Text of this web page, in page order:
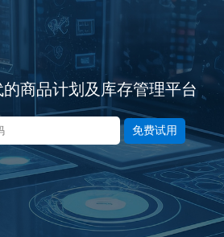
商品计划及库存管理平台
免费试用